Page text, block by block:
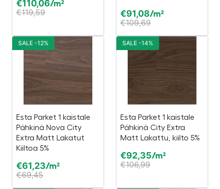
€110,06/m²
€119,59 €91,08/m²
€109,69
Esta Parket 1 kaistale
Pähkinä Nova City
Extra Matt Lakatut
Kiiltoa 5%
€61,23/m²
€69,45
SALE -12%
Esta Parket 1 kaistale
Pähkinä City Extra
Matt Lakattu, kiilto 5%
€92,35/m²
€106,99
SALE -14%